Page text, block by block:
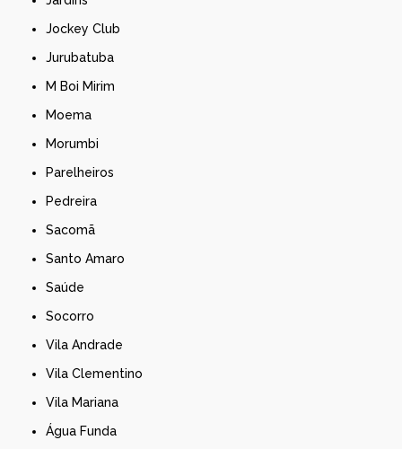
Jockey Club
Jurubatuba
M Boi Mirim
Moema
Morumbi
Parelheiros
Pedreira
Sacomã
Santo Amaro
Saúde
Socorro
Vila Andrade
Vila Clementino
Vila Mariana
Água Funda